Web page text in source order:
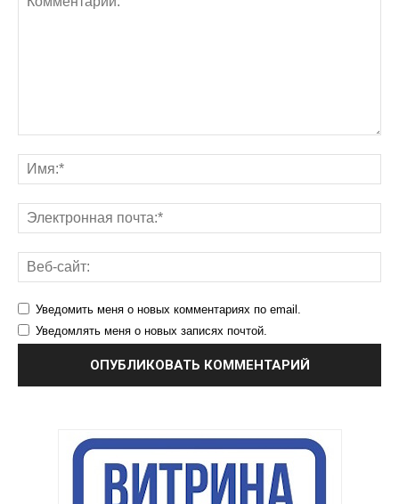
Уведомить меня о новых комментариях по email.
Уведомлять меня о новых записях почтой.